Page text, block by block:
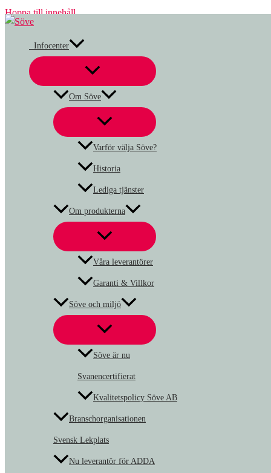
Hoppa till innehåll
Infocenter
Om Söve
Varför välja Söve?
Historia
Lediga tjänster
Om produkterna
Våra leverantörer
Garanti & Villkor
Söve och miljö
Söve är nu
Svanencertifierat
Kvalitetspolicy Söve AB
Branschorganisationen
Svensk Lekplats
Nu leverantör för ADDA